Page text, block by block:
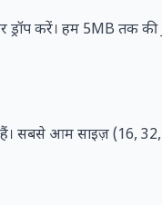
करें। हम 5MB तक की
सबसे आम साइज़ (16,